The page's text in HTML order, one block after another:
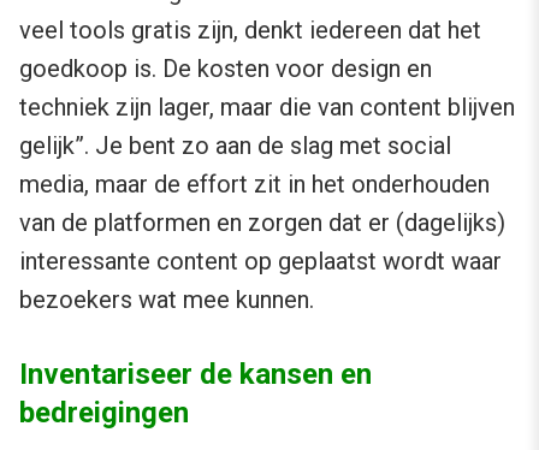
veel tools gratis zijn, denkt iedereen dat het
goedkoop is. De kosten voor design en
techniek zijn lager, maar die van content blijven
gelijk”. Je bent zo aan de slag met social
media, maar de effort zit in het onderhouden
van de platformen en zorgen dat er (dagelijks)
interessante content op geplaatst wordt waar
bezoekers wat mee kunnen.
Inventariseer de kansen en
bedreigingen